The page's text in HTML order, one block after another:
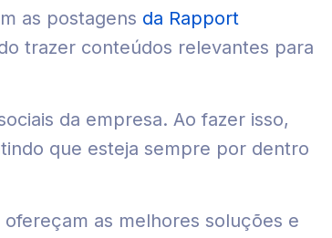
as postagens da Rapport
trazer conteúdos relevantes para
da empresa. Ao fazer isso,
que esteja sempre por dentro
as melhores soluções e